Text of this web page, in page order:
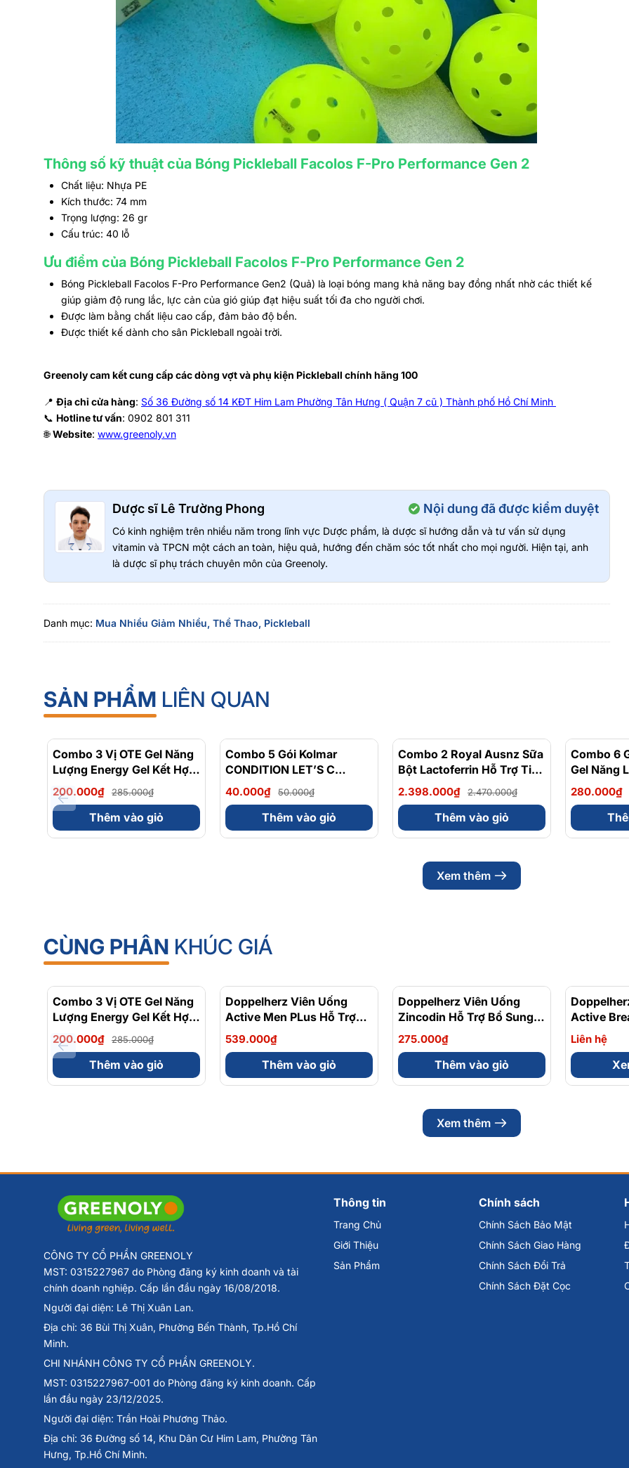
Thông số kỹ thuật của Bóng Pickleball Facolos F-Pro Performance Gen 2
Chất liệu: Nhựa PE
Kích thước: 74 mm
Trọng lượng: 26 gr
Cấu trúc: 40 lỗ
Ưu điểm của Bóng Pickleball Facolos F-Pro Performance Gen 2
Bóng Pickleball Facolos F-Pro Performance Gen2 (Quả) là loại bóng mang khả năng bay đồng nhất nhờ các thiết kế
giúp giảm độ rung lắc, lực cản của gió giúp đạt hiệu suất tối đa cho người chơi.
Được làm bằng chất liệu cao cấp, đảm bảo độ bền.
Được thiết kế dành cho sân Pickleball ngoài trời.
Greenoly cam kết cung cấp các dòng vợt và phụ kiện Pickleball chính hãng 100
📍 Địa chỉ cửa hàng: Số 36 Đường số 14 KĐT Him Lam Phường Tân Hưng ( Quận 7 cũ ) Thành phố Hồ Chí Minh
📞 Hotline tư vấn: 0902 801 311
🌐Website: www.greenoly.vn
Dược sĩ Lê Trường Phong Nội dung đã được kiểm duyệt
Có kinh nghiệm trên nhiều năm trong lĩnh vực Dược phẩm, là dược sĩ hướng dẫn và tư vấn sử dụng
vitamin và TPCN một cách an toàn, hiệu quả, hướng đến chăm sóc tốt nhất cho mọi người. Hiện tại, anh
là dược sĩ phụ trách chuyên môn của Greenoly.
Danh mục: Mua Nhiều Giảm Nhiều, Thể Thao, Pickleball
SẢN PHẨM LIÊN QUAN
- 30%
Combo 3 Vị OTE Gel Năng
Lượng Energy Gel Kết Hợp
Carbohydrate Điện Giải
56gram 82kcal
200.000₫ 285.000₫
Thêm vào giỏ
Combo 5 Gói Kolmar
CONDITION LET’S C
FAMILY
40.000₫ 50.000₫
Thêm vào giỏ
- 3%
Combo 2 Royal Ausnz Sữa
Bột Lactoferrin Hỗ Trợ Tiêu
Hóa, Tăng Cường Miễn
Dịch
Bifidobacteriumanimalis
(Bb-12) 50 Gói x 2g
2.398.000₫ 2.470.000₫
Thêm vào giỏ
Combo 6
Gel Năng
Caffein Vị
Gói 32 Gam
280.000₫
Xem thêm
CÙNG PHÂN KHÚC GIÁ
- 30%
Combo 3 Vị OTE Gel Năng
Lượng Energy Gel Kết Hợp
Carbohydrate Điện Giải
56gram 82kcal
200.000₫ 285.000₫
Thêm vào giỏ
Doppelherz Viên Uống
Active Men PLus Hỗ Trợ
Tăng Cường Sức Khỏe
Sinh Lý Nam Hộp 30 Viên
539.000₫
Thêm vào giỏ
Doppelherz Viên Uống
Zincodin Hỗ Trợ Bổ Sung
Kẽm, Tăng Cường Sức Đề
Kháng Hộp 30 Viên
275.000₫
Thêm vào giỏ
Active
Cường
Hộp 30
Liên hệ
Xem thêm
CÔNG TY CỔ PHẦN GREENOLY
MST: 0315227967 do Phòng đăng ký kinh doanh và tài
chính doanh nghiệp. Cấp lần đầu ngày 16/08/2018.
Người đại diện: Lê Thị Xuân Lan.
Địa chỉ: 36 Bùi Thị Xuân, Phường Bến Thành, Tp.Hồ Chí
Minh.
CHI NHÁNH CÔNG TY CỔ PHẦN GREENOLY.
MST: 0315227967-001 do Phòng đăng ký kinh doanh. Cấp
lần đầu ngày 23/12/2025.
Người đại diện: Trần Hoài Phương Thảo.
Địa chỉ: 36 Đường số 14, Khu Dân Cư Him Lam, Phường Tân
Hưng, Tp.Hồ Chí Minh.
Thông tin
Trang Chủ
Giới Thiệu
Sản Phẩm
Chính sách
Chính Sách Bảo Mật
Chính Sách Giao Hàng
Chính Sách Đổi Trả
Chính Sách Đặt Cọc